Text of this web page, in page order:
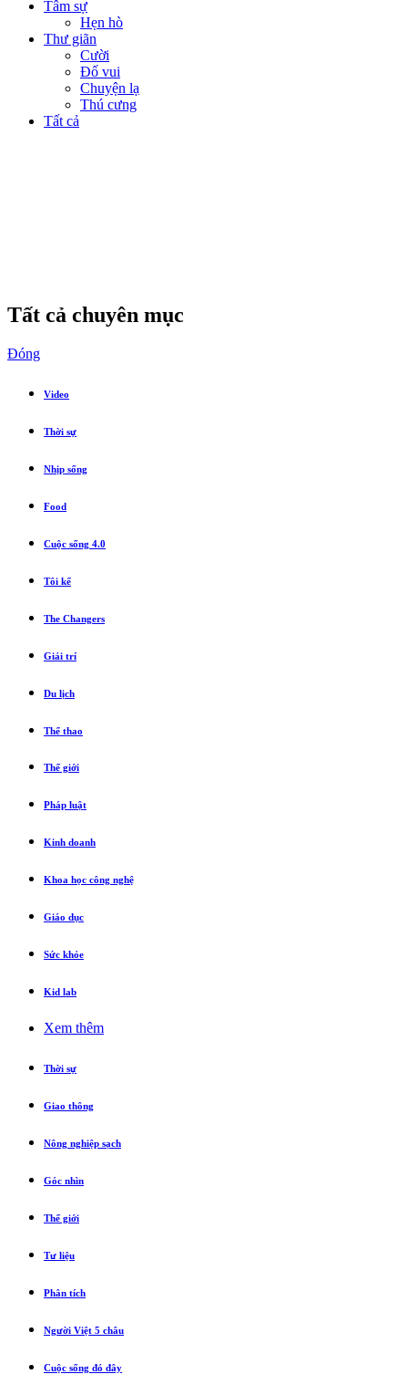
Tâm sự
Hẹn hò
Thư giãn
Cười
Đố vui
Chuyện lạ
Thú cưng
Tất cả
Tất cả chuyên mục
Đóng
Video
Thời sự
Nhịp sống
Food
Cuộc sống 4.0
Tôi kể
The Changers
Giải trí
Du lịch
Thể thao
Thế giới
Pháp luật
Kinh doanh
Khoa học công nghệ
Giáo dục
Sức khỏe
Kid lab
Xem thêm
Thời sự
Giao thông
Nông nghiệp sạch
Góc nhìn
Thế giới
Tư liệu
Phân tích
Người Việt 5 châu
Cuộc sống đó đây